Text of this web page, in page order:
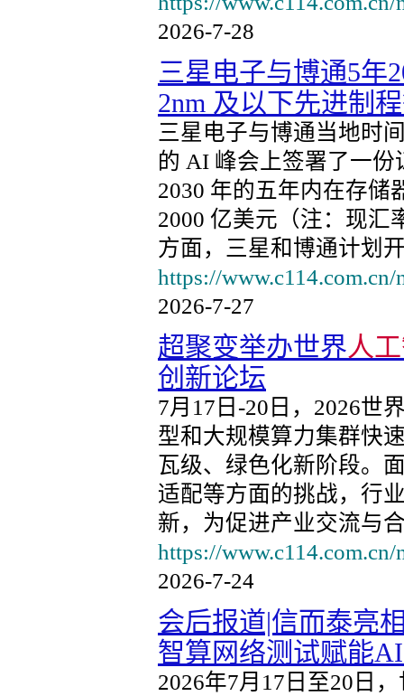
2026-7-28
三星电子与博通5年
2nm 及以下先进制
三星电子与博通当地时
的 AI 峰会上签署了一
2030 年的五年内在存储
2000 亿美元（注：现汇
方面，三星和博通计划
https://
2026-7-27
超聚变举办世界人
创新论坛
7月17日-20日，2026世
型和大规模算力集群快
瓦级、绿色化新阶段。
适配等方面的挑战，行
新，为促进产业交流与
https://
2026-7-24
会后报道|信而泰亮
智算网络测试赋能
2026年7月17日至20日